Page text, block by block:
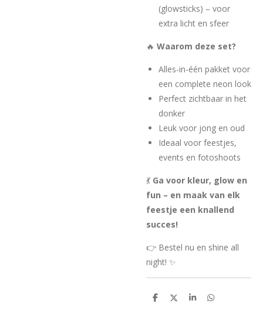
(glowsticks) – voor
extra licht en sfeer
🔥 Waarom deze set?
Alles-in-één pakket voor
een complete neon look
Perfect zichtbaar in het
donker
Leuk voor jong en oud
Ideaal voor feestjes,
events en fotoshoots
💃 Ga voor kleur, glow en
fun – en maak van elk
feestje een knallend
succes!
👉 Bestel nu en shine all
night! ✨
D
D
S
D